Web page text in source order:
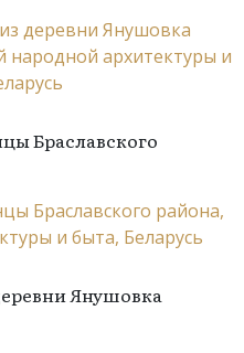
Браславского
Янушовка